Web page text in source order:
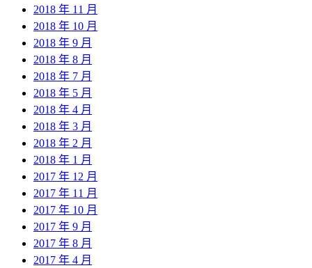
2018 年 11 月
2018 年 10 月
2018 年 9 月
2018 年 8 月
2018 年 7 月
2018 年 5 月
2018 年 4 月
2018 年 3 月
2018 年 2 月
2018 年 1 月
2017 年 12 月
2017 年 11 月
2017 年 10 月
2017 年 9 月
2017 年 8 月
2017 年 4 月